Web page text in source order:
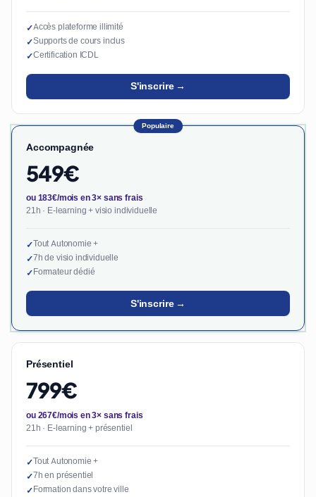
✓Accès plateforme illimité
✓Supports de cours inclus
✓Certification ICDL
S'inscrire →
Populaire
Accompagnée
549€
ou 183€/mois en 3× sans frais
21h · E-learning + visio individuelle
✓Tout Autonomie +
✓7h de visio individuelle
✓Formateur dédié
S'inscrire →
Présentiel
799€
ou 267€/mois en 3× sans frais
21h · E-learning + présentiel
✓Tout Autonomie +
✓7h en présentiel
✓Formation dans votre ville